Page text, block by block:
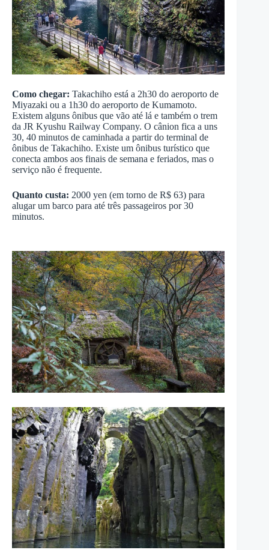
Como chegar: Takachiho está a 2h30 do aeroporto de
Miyazaki ou a 1h30 do aeroporto de Kumamoto.
Existem alguns ônibus que vão até lá e também o trem
da JR Kyushu Railway Company. O cânion fica a uns
30, 40 minutos de caminhada a partir do terminal de
ônibus de Takachiho. Existe um ônibus turístico que
conecta ambos aos finais de semana e feriados, mas o
serviço não é frequente.
Quanto custa: 2000 yen (em torno de R$ 63) para
alugar um barco para até três passageiros por 30
minutos.